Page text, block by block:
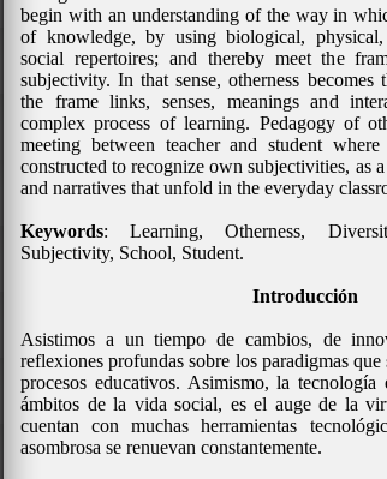
begin with an understanding of the way in
of knowledge, by using biological,
social repertoires; and thereby meet the
subjectivity. In that sense, otherness becomes
the frame links, senses, meanings and
complex process of learning. Pedagogy of
meeting between teacher and student
constructed to recognize own subjectivities, as
and narratives that unfold in the everyday
Keywords: Learning, Otherness,
Subjectivity, School, Student.
Introducción
Asistimos a un tiempo de cambios, de
reflexiones profundas sobre los paradigmas
procesos educativos. Asimismo, la
ámbitos de la vida social, es el auge de la
cuentan con muchas herramientas
asombrosa se renuevan constantemente.